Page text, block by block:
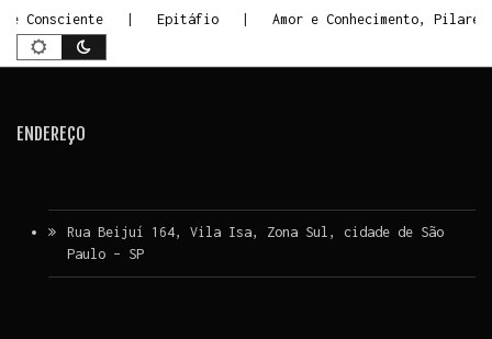
Consciente Epitáfio Amor e Conhecimento,
ENDEREÇO
Rua Beijuí 164, Vila Isa, Zona Sul, cidade de São
Paulo – SP